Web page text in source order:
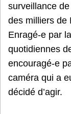
surveillance
des milliers de
Enragé-e par
quotidiennes
encouragé-e
caméra qui a
décidé d’agir.